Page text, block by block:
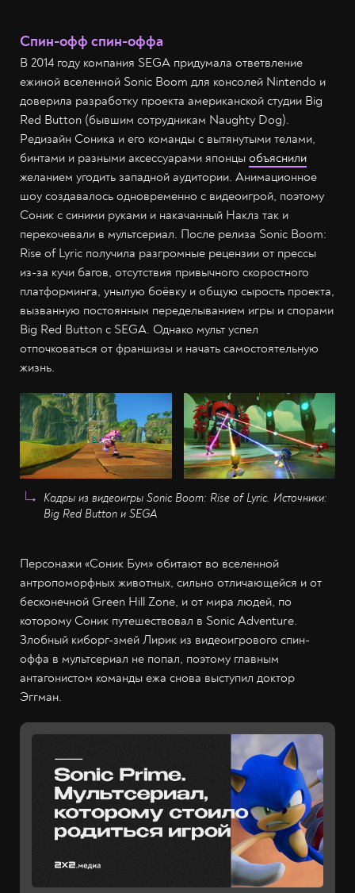
Спин-офф спин-оффа
В 2014 году компания SEGA придумала ответвление
ежиной вселенной Sonic Boom для консолей Nintendo и
доверила разработку проекта американской студии Big
Red Button (бывшим сотрудникам Naughty Dog).
Редизайн Соника и его команды с вытянутыми телами,
бинтами и разными аксессуарами японцы объяснили
желанием угодить западной аудитории. Анимационное
шоу создавалось одновременно с видеоигрой, поэтому
Соник с синими руками и накачанный Наклз так и
перекочевали в мультсериал. После релиза Sonic Boom:
Rise of Lyric получила разгромные рецензии от прессы
из-за кучи багов, отсутствия привычного скоростного
платформинга, унылую боёвку и общую сырость проекта,
вызванную постоянным переделыванием игры и спорами
Big Red Button с SEGA. Однако мульт успел
отпочковаться от франшизы и начать самостоятельную
жизнь.
Кадры из видеоигры Sonic Boom: Rise of Lyric. Источники:
Big Red Button и SEGA
Персонажи «Соник Бум» обитают во вселенной
антропоморфных животных, сильно отличающейся и от
бесконечной Green Hill Zone, и от мира людей, по
которому Соник путешествовал в Sonic Adventure.
Злобный киборг-змей Лирик из видеоигрового спин-
оффа в мультсериал не попал, поэтому главным
антагонистом команды ежа снова выступил доктор
Эггман.